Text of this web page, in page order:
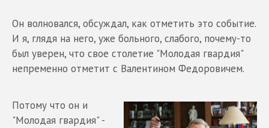
Он волновался, обсуждал, как отметить это событие.
И я, глядя на него, уже больного, слабого, почему-то
был уверен, что свое столетие "Молодая гвардия"
непременно отметит с Валентином Федоровичем.
Потому что он и
"Молодая гвардия" -